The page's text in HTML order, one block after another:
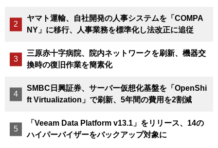
ヤマト運輸、自社開発の人事システムを「COMPA
NY」に移行、人事業務を標準化し法改正に追従
三原赤十字病院、院内ネットワークを刷新、機器交
換時の復旧作業を簡素化
SMBC日興証券、サーバー仮想化基盤を「OpenShi
ft Virtualization」で刷新、5年間の費用を2割減
「Veeam Data Platform v13.1」をリリース、14の
ハイパーバイザーをバックアップ対象に